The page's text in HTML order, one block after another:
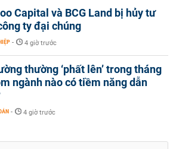
Capital và BCG Land bị hủy tư
ty đại chúng
- 4 giờ trước
thường ‘phất lên’ trong tháng
ngành nào có tiềm năng dẫn
- 4 giờ trước